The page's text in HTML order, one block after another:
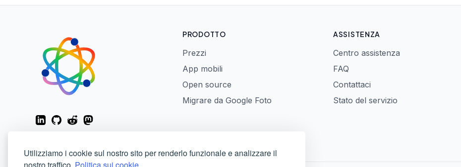
Utilizziamo i cookie sul nostro sito per renderlo funzionale e analizzare il
LinkedInGitHubRedditMastodon
PRODOTTO
Prezzi
App mobili
Open source
Migrare da Google Foto
ASSISTENZA
Centro assistenza
FAQ
Contattaci
Stato del servizio